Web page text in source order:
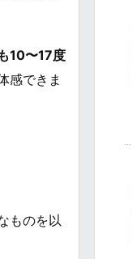
10〜17度
感できま
ものを以